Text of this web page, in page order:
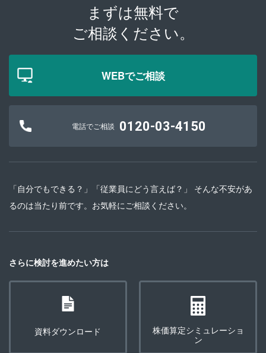
まずは無料で
ご相談ください。
WEBでご相談
電話でご相談 0120-03-4150
「自分でもできる？」「従業員にどう言えば？」 そんな不安があ
るのは当たり前です。お気軽にご相談ください。
さらに検討を進めたい方は
資料ダウンロード
株価算定シミュレーショ
ン